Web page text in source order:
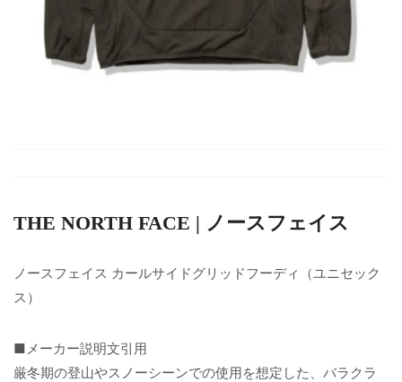
THE NORTH FACE | ノースフェイス
ノースフェイス カールサイドグリッドフーディ（ユニセック
ス）
■メーカー説明文引用
厳冬期の登山やスノーシーンでの使用を想定した、バラクラ